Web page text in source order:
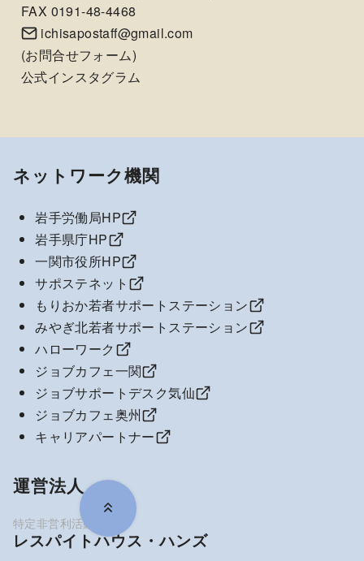
FAX 0191-48-4468
ichisapostaff@gmail.com
(お問合せフォーム)
公式インスタグラム
ネットワーク機関
岩手労働局HP
岩手県庁HP
一関市役所HP
サポステネット
もりおか若者サポートステーション
みやぎ北若者サポートステーション
ハローワーク
ジョブカフェ一関
ジョブサポートデスク気仙
ジョブカフェ奥州
キャリアパートナー
運営法人
レスパイトハウス・ハンズ